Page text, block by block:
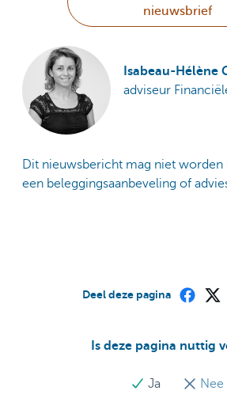
nieuwsbrief
Isabeau-Hélène
adviseur
Dit nieuwsbericht mag niet worden
een beleggingsaanbeveling of
Is deze pagina nuttig
Ja Nee
Deel deze pagina